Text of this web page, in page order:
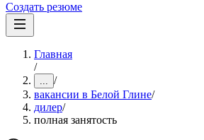
Создать резюме
Главная
/
... /
вакансии в Белой Глине/
дилер/
полная занятость